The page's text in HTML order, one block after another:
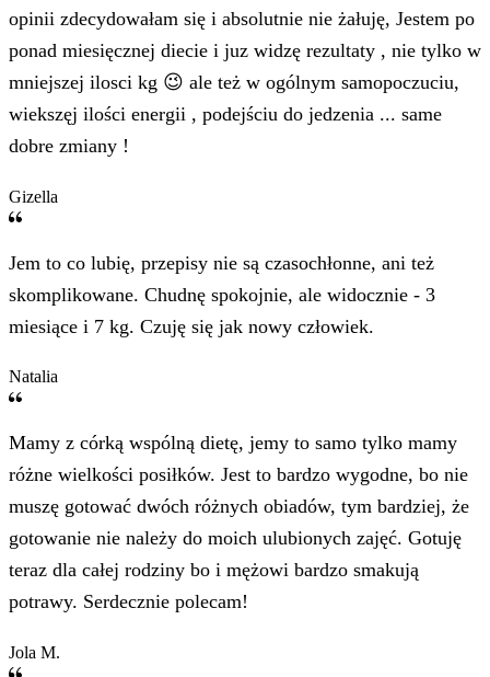
opinii zdecydowałam się i absolutnie nie żałuję, Jestem po
ponad miesięcznej diecie i juz widzę rezultaty , nie tylko w
mniejszej ilosci kg 😉 ale też w ogólnym samopoczuciu,
wiekszęj ilości energii , podejściu do jedzenia ... same
dobre zmiany !
Gizella
Jem to co lubię, przepisy nie są czasochłonne, ani też
skomplikowane. Chudnę spokojnie, ale widocznie - 3
miesiące i 7 kg. Czuję się jak nowy człowiek.
Natalia
Mamy z córką wspólną dietę, jemy to samo tylko mamy
różne wielkości posiłków. Jest to bardzo wygodne, bo nie
muszę gotować dwóch różnych obiadów, tym bardziej, że
gotowanie nie należy do moich ulubionych zajęć. Gotuję
teraz dla całej rodziny bo i mężowi bardzo smakują
potrawy. Serdecznie polecam!
Jola M.